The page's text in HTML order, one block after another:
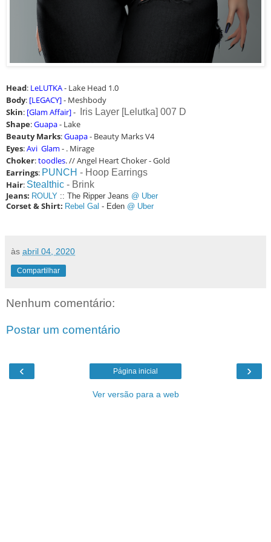
Head: LeLUTKA- Lake Head 1.0
Body: [LEGACY]- Meshbody
Skin: [Glam Affair]- Iris Layer [Lelutka] 007 D
Shape:Guapa- Lake
Beauty Marks:Guapa- Beauty Marks V4
Eyes:Avi Glam - . Mirage
Choker:toodles. // Angel Heart Choker - Gold
Earrings: PUNCH - Hoop Earrings
Hair: Stealthic - Brink
Jeans: ROULY :: The Ripper Jeans @ Uber
Corset & Shirt: Rebel Gal - Eden @ Uber
às abril 04, 2020
Compartilhar
Nenhum comentário:
Postar um comentário
‹ ›
Página inicial
Ver versão para a web